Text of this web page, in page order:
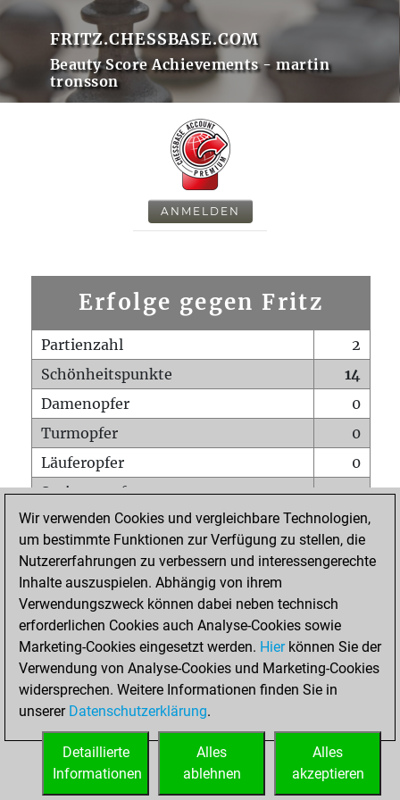
FRITZ.CHESSBASE.COM
Beauty Score Achievements - martin
tronsson
ANMELDEN
Erfolge gegen Fritz
Partienzahl
2
Schönheitspunkte
14
Damenopfer
0
Turmopfer
0
Läuferopfer
0
Springeropfer
0
Bauernopfer
1
Matt auf vollem Brett
0
Bauer setzt Matt
Erstickte Matts
Unterverwandlungen
0
Türme auf der siebten
0
STARTSEITE
Wir verwenden Cookies und vergleichbare Technologien,
um bestimmte Funktionen zur Verfügung zu stellen, die
Nutzererfahrungen zu verbessern und interessengerechte
Inhalte auszuspielen. Abhängig von ihrem
Verwendungszweck können dabei neben technisch
erforderlichen Cookies auch Analyse-Cookies sowie
Marketing-Cookies eingesetzt werden. Hierkönnen Sie der
Verwendung von Analyse-Cookies und Marketing-Cookies
widersprechen. Weitere Informationen finden Sie in
unserer Datenschutzerklärung.
Alles
akzeptieren
Alles
ablehnen
Detaillierte
Informationen